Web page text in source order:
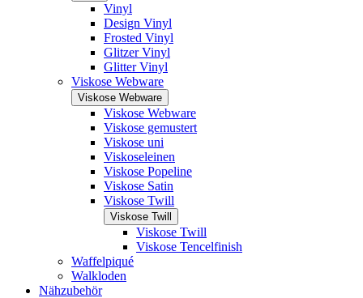
Vinyl
Design Vinyl
Frosted Vinyl
Glitzer Vinyl
Glitter Vinyl
Viskose Webware
Viskose Webware
Viskose Webware
Viskose gemustert
Viskose uni
Viskoseleinen
Viskose Popeline
Viskose Satin
Viskose Twill
Viskose Twill
Viskose Twill
Viskose Tencelfinish
Waffelpiqué
Walkloden
Nähzubehör